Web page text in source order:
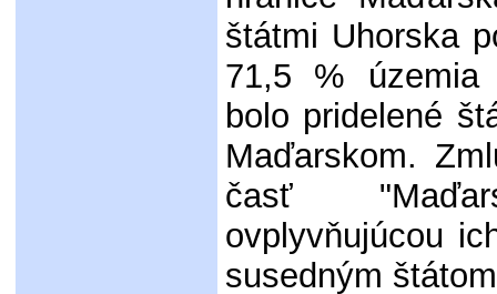
štátmi Uhorska
71,5 % územia
bolo pridelené
Maďarskom.
časť
ovplyvňujúcou
susedným